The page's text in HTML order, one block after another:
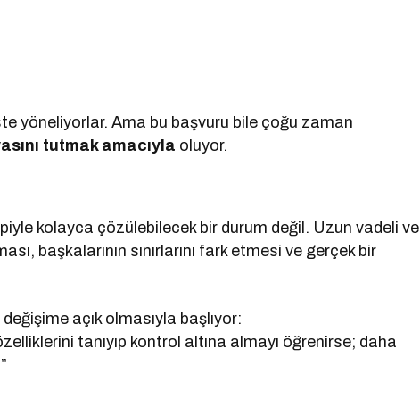
yöneliyorlar. Ama bu başvuru bile çoğu zaman
tutmak amacıyla oluyor.
kolayca çözülebilecek bir durum değil. Uzun vadeli ve
başkalarının sınırlarını fark etmesi ve gerçek bir
açık olmasıyla başlıyor:
tanıyıp kontrol altına almayı öğrenirse; daha